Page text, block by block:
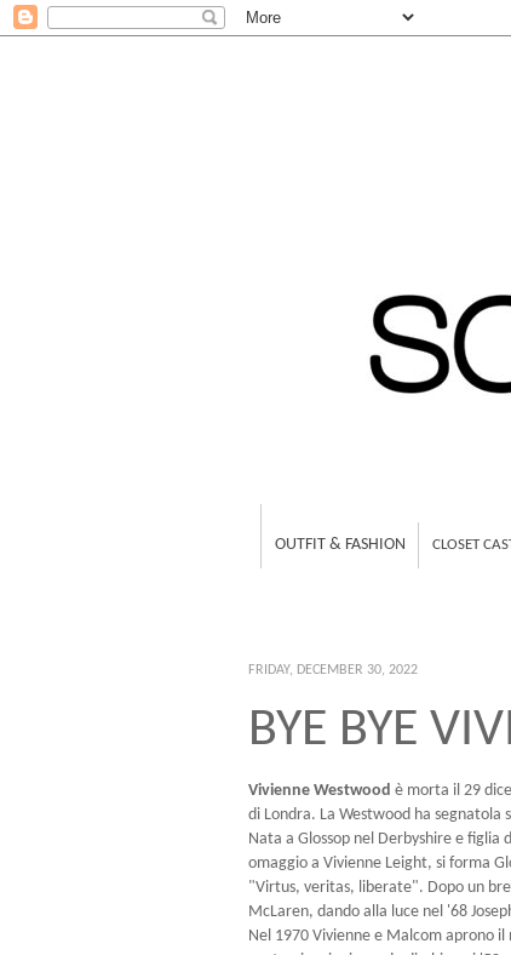
OUTFIT & FASHION CLOSET
FRIDAY, DECEMBER 30, 2022
BYE BYE
Vivienne Westwood è morta il 29
di Londra. La Westwood ha
Nata a Glossop nel Derbyshire e figlia
omaggio a Vivienne Leight, si forma
"Virtus, veritas, liberate". Dopo un
McLaren, dando alla luce nel '68
Nel 1970 Vivienne e Malcom aprono